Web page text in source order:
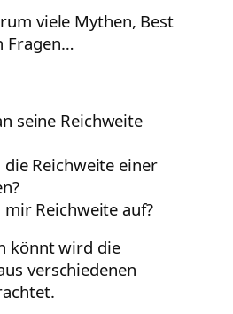
viele Mythen, Best
Fragen…
seine Reichweite
die Reichweite einer
mir Reichweite auf?
könnt wird die
verschiedenen